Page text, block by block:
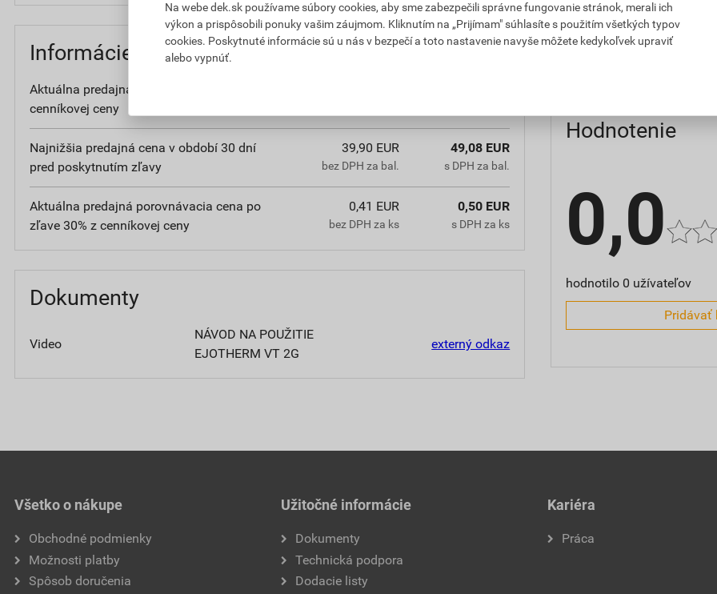
Informácie o cene
Aktuálna predajná cena po zľave 30% z
cenníkovej ceny
Najnižšia predajná cena v období 30 dní
pred poskytnutím zľavy
39,90 EUR
bez DPH za bal.
49,08 EUR
s DPH za bal.
Aktuálna predajná porovnávacia cena po
zľave 30% z cenníkovej ceny
0,41 EUR
bez DPH za ks
0,50 EUR
s DPH za ks
Dokumenty
Video
NÁVOD NA POUŽITIE
EJOTHERM VT 2G
externý odkaz
výrobca
značka
Hodnotenie
0,0
hodnotilo 0 užívateľov
Pridávať
Všetko o nákupe
Obchodné podmienky
Možnosti platby
Spôsob doručenia
Užitočné informácie
Dokumenty
Technická podpora
Dodacie listy
Kariéra
Práca
Na webe dek.sk používame súbory cookies, aby sme zabezpečili správne fungovanie stránok, merali ich
výkon a prispôsobili ponuky vašim záujmom. Kliknutím na „Prijímam" súhlasíte s použitím všetkých typov
cookies. Poskytnuté informácie sú u nás v bezpečí a toto nastavenie navyše môžete kedykoľvek upraviť
alebo vypnúť.